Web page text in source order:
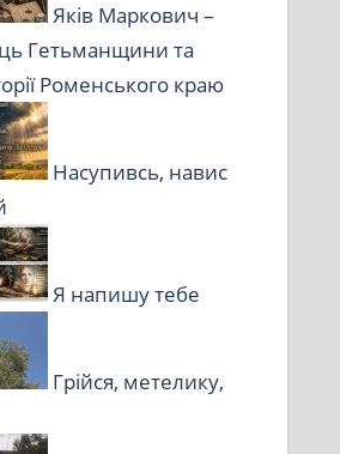
Яків Маркович –
Гетьманщини та
Роменського краю
Насупивсь, навис
Я напишу тебе
Грійся, метелику,